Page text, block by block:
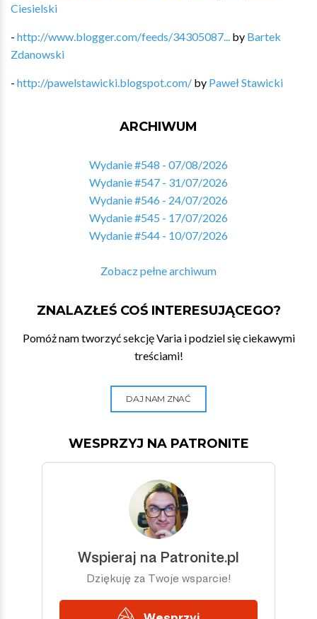
Ciesielski
- http://www.blogger.com/feeds/34305087... by Bartek
Zdanowski
- http://pawelstawicki.blogspot.com/ by Paweł Stawicki
ARCHIWUM
Wydanie #548 - 07/08/2026
Wydanie #547 - 31/07/2026
Wydanie #546 - 24/07/2026
Wydanie #545 - 17/07/2026
Wydanie #544 - 10/07/2026
Zobacz pełne archiwum
ZNALAZŁEŚ COŚ INTERESUJĄCEGO?
Pomóż nam tworzyć sekcję Varia i podziel się ciekawymi
treściami!
DAJ NAM ZNAĆ
WESPRZYJ NA PATRONITE